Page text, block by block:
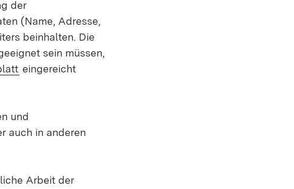
der
(Name, Adresse,
beinhalten. Die
sein müssen,
(Öffnet in neuem Fenster)
eingereicht
und
auch in anderen
Arbeit der